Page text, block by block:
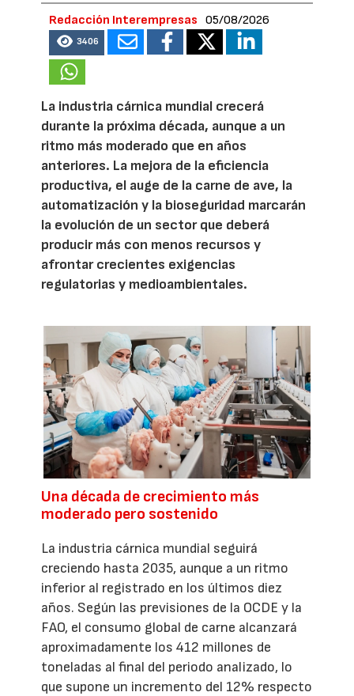
Redacción Interempresas 05/08/2026
3406
La industria cárnica mundial crecerá
durante la próxima década, aunque a un
ritmo más moderado que en años
anteriores. La mejora de la eficiencia
productiva, el auge de la carne de ave, la
automatización y la bioseguridad marcarán
la evolución de un sector que deberá
producir más con menos recursos y
afrontar crecientes exigencias
regulatorias y medioambientales.
Una década de crecimiento más
moderado pero sostenido
La industria cárnica mundial seguirá
creciendo hasta 2035, aunque a un ritmo
inferior al registrado en los últimos diez
años. Según las previsiones de la OCDE y la
FAO, el consumo global de carne alcanzará
aproximadamente los 412 millones de
toneladas al final del periodo analizado, lo
que supone un incremento del 12% respecto